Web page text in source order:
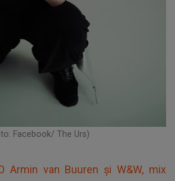
Facebook/ The Urs)
Armin van Buuren și W&W, mix